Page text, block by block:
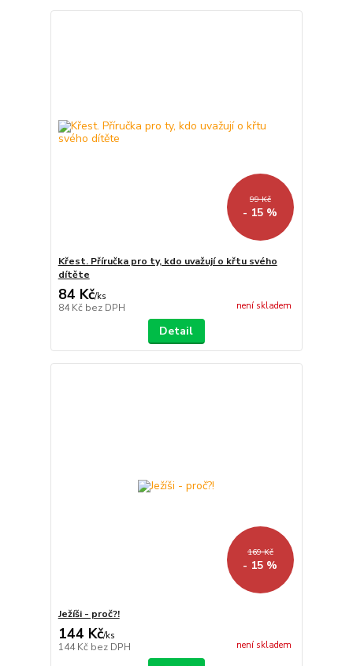
99 Kč
- 15 %
Křest. Příručka pro ty, kdo uvažují o křtu svého
dítěte
84 Kč/ks
84 Kč bez DPH není skladem
Detail
169 Kč
- 15 %
Ježíši - proč?!
144 Kč/ks
144 Kč bez DPH není skladem